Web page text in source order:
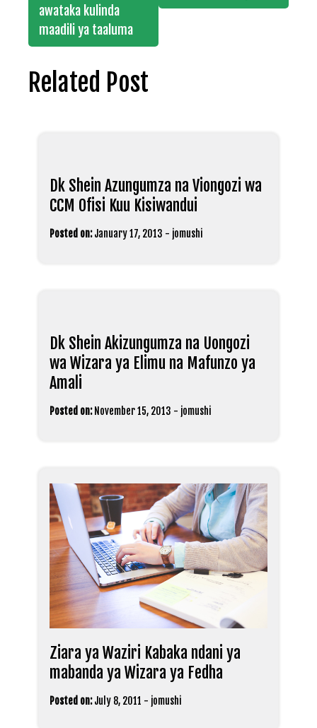
awataka kulinda
maadili ya taaluma
Related Post
Dk Shein Azungumza na Viongozi wa
CCM Ofisi Kuu Kisiwandui
Posted on: January 17, 2013 - jomushi
Dk Shein Akizungumza na Uongozi
wa Wizara ya Elimu na Mafunzo ya
Amali
Posted on: November 15, 2013 - jomushi
Ziara ya Waziri Kabaka ndani ya
mabanda ya Wizara ya Fedha
Posted on: July 8, 2011 - jomushi